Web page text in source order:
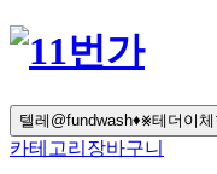
텔레@fundwash♦⨳테더이
카테고리 장바구니